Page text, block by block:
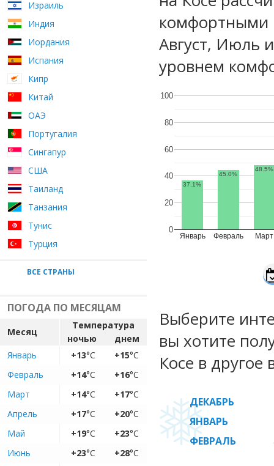
Израиль
Индия
Иордания
Испания
Кипр
Китай
ОАЭ
Португалия
Сингапур
США
Таиланд
Танзания
Тунис
Турция
ВСЕ СТРАНЫ
ПОГОДА ПО МЕСЯЦАМ
Месяц
Температура
ночью
днем
Январь
+13°C +15°C
Февраль
+14°C +16°C
Март
+14°C +17°C
Апрель
+17°C +20°C
Май
+19°C +23°C
Июнь
+23°C +28°C
комфортными
Август, Июль
уровнем
Январь Февраль Март
0
20
40
60
80
100
37.1%
45.0%
48.5%
Выберите
вы хотите
Косе в другое
ДЕКАБРЬ
ЯНВАРЬ
ФЕВРАЛЬ